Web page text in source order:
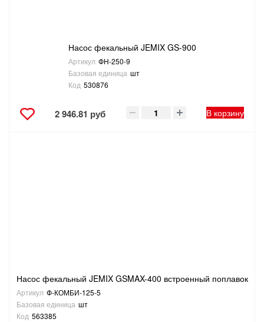
Насос фекальный JEMIX GS-900
Артикул ФН-250-9
Базовая единица шт
Код 530876
2 946.81 руб В корзину
Насос фекальный JEMIX GSMAX-400 встроенный поплавок
Артикул Ф-КОМБИ-125-5
Базовая единица шт
Код 563385